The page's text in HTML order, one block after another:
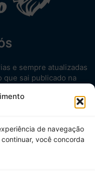
de navegação
você concorda
e sempre atualizadas
que sai publicado na
oficial.